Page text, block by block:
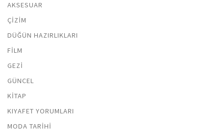
AKSESUAR
ÇIZIM
DÜĞÜN HAZIRLIKLARI
FILM
GEZI
GÜNCEL
KITAP
KIYAFET YORUMLARI
MODA TARIHI